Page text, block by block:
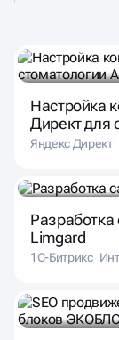
Настройка
Директ для
Яндекс Директ
Разработка
Limgard
1С-Битрикс